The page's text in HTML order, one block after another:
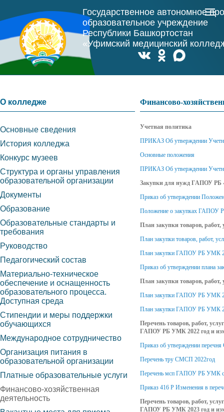
Государственное автономное
образовательное учреждение
Республики Башкортостан
«Уфимский медицинский
Финансово-
Учетная политика
ПРИКАЗ Об утверждении
Основные положения
ПРИКАЗ Об утверждении
Закупки для нужд ГАПОУ РБ
Приказ об утверждении
Положение о закупках ГАПОУ
План закупки товаров,
План закупки товаров, работ,
План закупки ГАПОУ РБ УМК
Приказ об утверждении плана
План закупки товаров,
План закупки ГАПОУ РБ УМК
План закупки ГАПОУ РБ УМК
Перечень товаров, работ,
ГАПОУ РБ УМК 2022 год и
Приказ об утверждении
Перечень тру СМСП 2022год
Перечень мсп ГАПОУ РБ УМК с
Приказ 416 Р Изменения в
Перечень товаров, работ,
ГАПОУ РБ УМК 2023 год и
О колледже
Основные сведения
История колледжа
Конкурс музеев
Структура и органы управления
образовательной организации
Документы
Образование
Образовательные стандарты и
требования
Руководство
Педагогический состав
Материально-техническое
обеспечение и оснащенность
образовательного процесса.
Доступная среда
Стипендии и меры поддержки
обучающихся
Международное сотрудничество
Организация питания в
образовательной организации
Платные образовательные услуги
Финансово-хозяйственная
деятельность